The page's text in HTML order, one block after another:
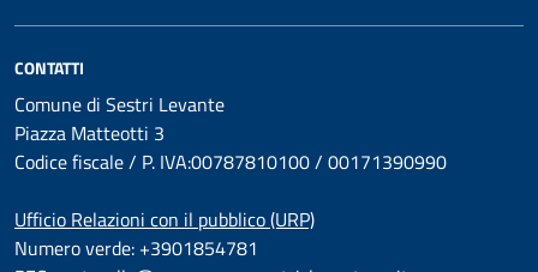
CONTATTI
Comune di Sestri Levante
Piazza Matteotti 3
Codice fiscale / P. IVA:00787810100 / 00171390990
Ufficio Relazioni con il pubblico (URP)
Numero verde: +3901854781